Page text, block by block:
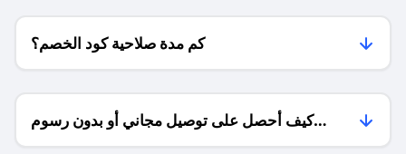
كم مدة صلاحية كود الخصم؟
كيف أحصل على توصيل مجاني أو بدون رسوم
الشحن ؟